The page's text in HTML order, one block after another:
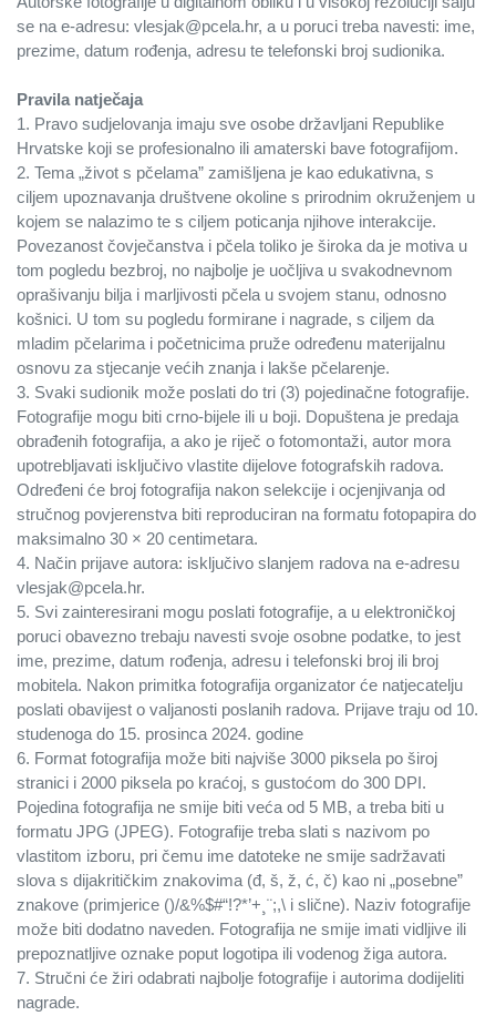
se na e-adresu: vlesjak@pcela.hr, a u poruci treba navesti: ime,
prezime, datum rođenja, adresu te telefonski broj sudionika.
Pravila natječaja
1. Pravo sudjelovanja imaju sve osobe državljani Republike
Hrvatske koji se profesionalno ili amaterski bave fotografijom.
2. Tema „život s pčelama” zamišljena je kao edukativna, s
ciljem upoznavanja društvene okoline s prirodnim okruženjem u
kojem se nalazimo te s ciljem poticanja njihove interakcije.
Povezanost čovječanstva i pčela toliko je široka da je motiva u
tom pogledu bezbroj, no najbolje je uočljiva u svakodnevnom
oprašivanju bilja i marljivosti pčela u svojem stanu, odnosno
košnici. U tom su pogledu formirane i nagrade, s ciljem da
mladim pčelarima i početnicima pruže određenu materijalnu
osnovu za stjecanje većih znanja i lakše pčelarenje.
3. Svaki sudionik može poslati do tri (3) pojedinačne fotografije.
Fotografije mogu biti crno-bijele ili u boji. Dopuštena je predaja
obrađenih fotografija, a ako je riječ o fotomontaži, autor mora
upotrebljavati isključivo vlastite dijelove fotografskih radova.
Određeni će broj fotografija nakon selekcije i ocjenjivanja od
stručnog povjerenstva biti reproduciran na formatu fotopapira do
maksimalno 30 × 20 centimetara.
4. Način prijave autora: isključivo slanjem radova na e-adresu
vlesjak@pcela.hr.
5. Svi zainteresirani mogu poslati fotografije, a u elektroničkoj
poruci obavezno trebaju navesti svoje osobne podatke, to jest
ime, prezime, datum rođenja, adresu i telefonski broj ili broj
mobitela. Nakon primitka fotografija organizator će natjecatelju
poslati obavijest o valjanosti poslanih radova. Prijave traju od 10.
studenoga do 15. prosinca 2024. godine
6. Format fotografija može biti najviše 3000 piksela po široj
stranici i 2000 piksela po kraćoj, s gustoćom do 300 DPI.
Pojedina fotografija ne smije biti veća od 5 MB, a treba biti u
formatu JPG (JPEG). Fotografije treba slati s nazivom po
vlastitom izboru, pri čemu ime datoteke ne smije sadržavati
slova s dijakritičkim znakovima (đ, š, ž, ć, č) kao ni „posebne”
znakove (primjerice ()/&%$#“!?*’+¸¨;,\ i slične). Naziv fotografije
može biti dodatno naveden. Fotografija ne smije imati vidljive ili
prepoznatljive oznake poput logotipa ili vodenog žiga autora.
7. Stručni će žiri odabrati najbolje fotografije i autorima dodijeliti
nagrade.